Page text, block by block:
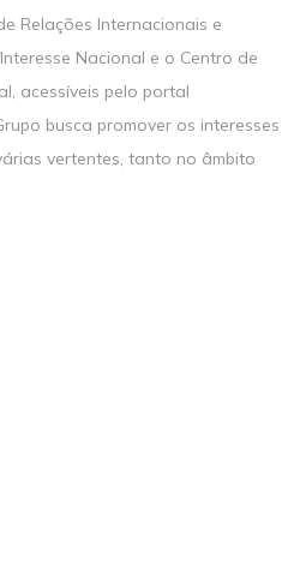
Relações Internacionais e
Nacional e o Centro de
acessíveis pelo portal
busca promover os interesses
vertentes, tanto no âmbito